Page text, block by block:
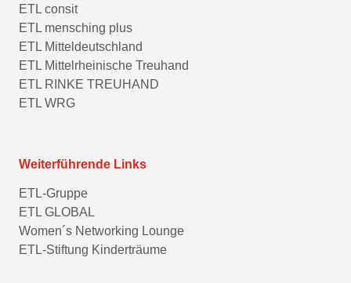
ETL consit
ETL mensching plus
ETL Mitteldeutschland
ETL Mittelrheinische Treuhand
ETL RINKE TREUHAND
ETL WRG
Weiterführende Links
ETL-Gruppe
ETL GLOBAL
Women´s Networking Lounge
ETL-Stiftung Kinderträume